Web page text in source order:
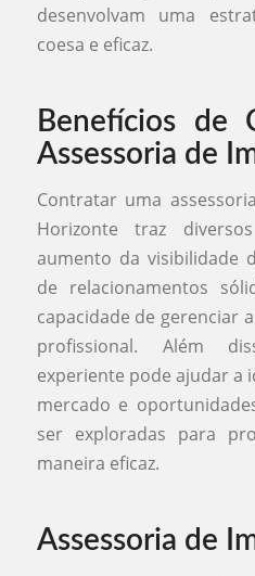
desenvolvam uma
coesa e eficaz.
Benefícios de
Assessoria de
Contratar uma
Horizonte traz
aumento da visibilidade
de relacionamentos
capacidade de gerenciar
profissional. Além
experiente pode ajudar a
mercado e
ser exploradas para
maneira eficaz.
Assessoria de